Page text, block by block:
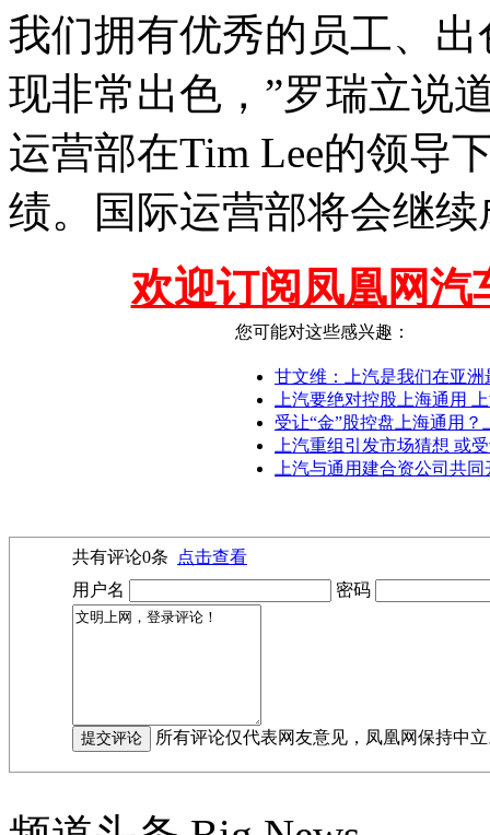
我们拥有优秀的员工、
现非常出色，”罗瑞立说
运营部在Tim Lee的领导
绩。国际运营部将会继续
欢迎订阅凤凰网汽
您可能对这些感兴趣：
甘文维：上汽是我们在亚
上汽要绝对控股上海通用
受让“金”股控盘上海通用？
上汽重组引发市场猜想 或
上汽与通用建合资公司共
共有评论0条
点击查看
用户名
密码
所有评论仅代表网友意见，凤凰网保持中